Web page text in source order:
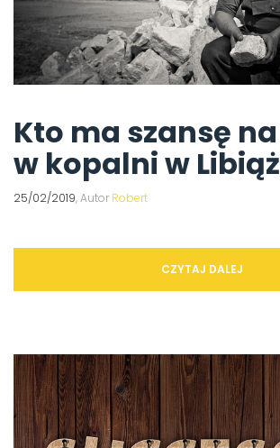
Kto ma szansę
w kopalni w
25/02/2019, Autor Robert
CZYTAJ DALEJ